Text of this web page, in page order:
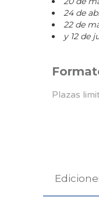
24 de
22 de
y 12 de
Plazas